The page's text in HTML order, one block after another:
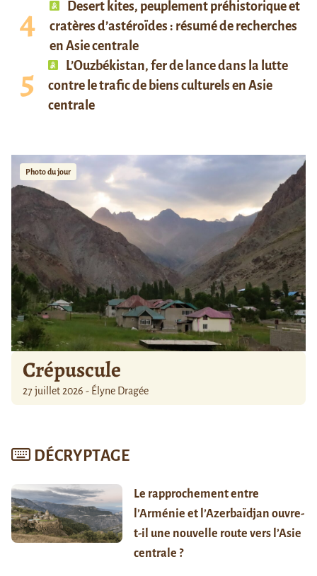
Desert kites, peuplement préhistorique et
cratères d’astéroïdes : résumé de recherches
en Asie centrale
L’Ouzbékistan, fer de lance dans la lutte
contre le trafic de biens culturels en Asie
centrale
Photo du jour
Crépuscule
27 juillet 2026 - Élyne Dragée
DÉCRYPTAGE
Le rapprochement entre
l’Arménie et l’Azerbaïdjan ouvre-
t-il une nouvelle route vers l’Asie
centrale ?